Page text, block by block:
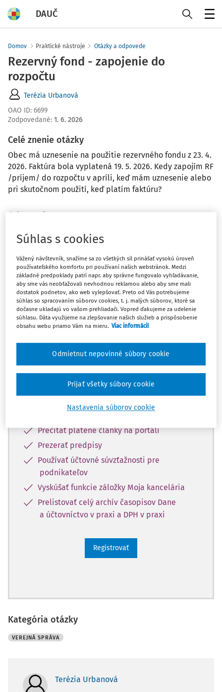
DAUČ
Domov Praktické nástroje Otázky a odpovede
Rezervný fond - zapojenie do
rozpočtu
Terézia Urbanová
OAO ID: 6699
Zodpovedané: 1. 6. 2026
Celé znenie otázky
Obec má uznesenie na použitie rezervného fondu z 23. 4.
2026. Faktúra bola vyplatená 19. 5. 2026. Kedy zapojím RF
/príjem/ do rozpočtu v apríli, keď mám uznesenie alebo
pri skutočnom použití, keď platím faktúru?
Odpoveď
Zatiaľ ste si prečítali len začiatok...
Celý dokument je len pre predplatiteľov.
Zaregistrujte sa a získajte
zadarmo prístup k vybranému obsahu na
10 dní.
Vďaka registrácii si môžete
Prečítať platené články na portáli
Prezerať predpisy
Používať účtovné súvzťažnosti pre
podnikateľov
Vyskúšať funkcie záložky Moja kancelária
Prelistovať celý archív časopisov Dane
a účtovníctvo v praxi a DPH v praxi
Registrovať
Kategória otázky
VEREJNÁ SPRÁVA
Terézia Urbanová
Súhlas s cookies
Vážený návštevník, snažíme sa zo všetkých síl prinášať vysokú úroveň
používateľského komfortu pri používaní našich webstránok. Medzi
základné predpoklady patrí napr. aby správne fungovalo vyhľadávanie,
aby sme vás neobťažovali nevhodnou reklamou alebo aby sme mali
dostatok podnetov, ako web vylepšovať. Preto od Vás potrebujeme
súhlas so spracovaním súborov cookies, t. j. malých súborov, ktoré sa
dočasne ukladajú vo vašom prehliadači. Vopred ďakujeme za udelenie
súhlasu. Dáta využijeme na zlepšovanie našich služieb a prispôsobenie
obsahu webu priamo Vám na mieru. Viac informácií
Nastavenia súborov cookie
Odmietnut nepovinné súbory cookie
Prijať všetky súbory cookie